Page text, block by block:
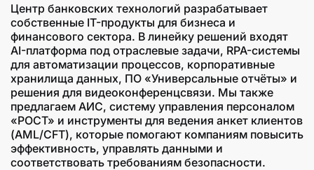
Центр банковских технологий разрабатывает
собственные IT-продукты для бизнеса и
финансового сектора. В линейку решений входят
AI-платформа под отраслевые задачи, RPA-системы
для автоматизации процессов, корпоративные
хранилища данных, ПО «Универсальные отчёты» и
решения для видеоконференцсвязи. Мы также
предлагаем АИС, систему управления персоналом
«РОСТ» и инструменты для ведения анкет клиентов
(AML/CFT), которые помогают компаниям повысить
эффективность, управлять данными и
соответствовать требованиям безопасности.